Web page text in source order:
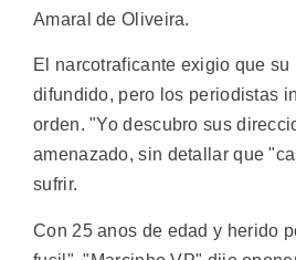
Amaral de Oliveira.
El narcotraficante exigio que su
difundido, pero los periodistas
orden. "Yo descubro sus
amenazado, sin detallar que
sufrir.
Con 25 anos de edad y herido